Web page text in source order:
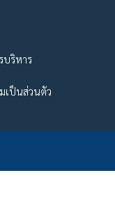
บริหาร
เป็นส่วนตัว